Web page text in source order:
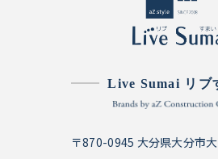
Live Sumai リブ
〒870-0945 大分県大分市